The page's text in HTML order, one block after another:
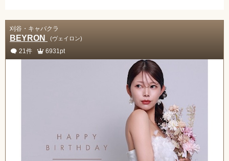
刈谷・キャバクラ
BEYRON (ヴェイロン)
21件 6931pt